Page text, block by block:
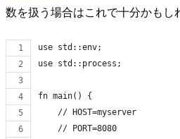
数を扱う場合はこれで十分かもし
use std::env;
use std::process;
fn main() {
    // HOST=myserver
    // PORT=8080